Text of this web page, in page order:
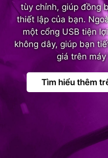
tùy chỉnh, giúp đồng
thiết lập của bạn.
một cổng USB tiện
không dây, giúp bạn
giá trên
Tìm hiểu thêm